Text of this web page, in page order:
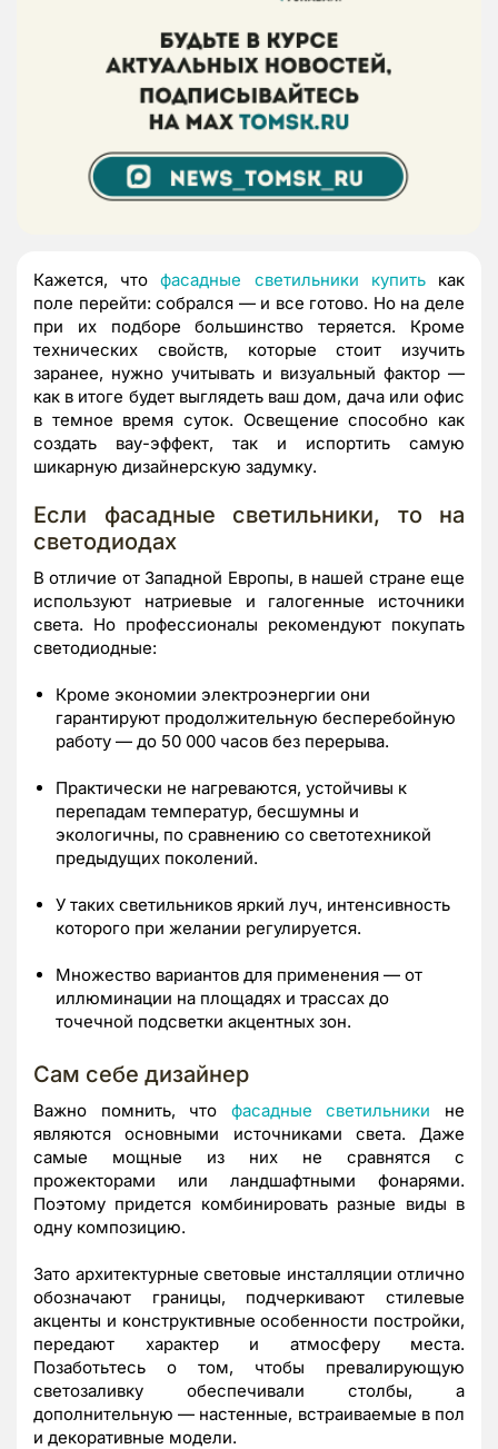
Кажется, чтофасадные светильники купитькак
поле перейти: собрался — и все готово. Но на деле
при их подборе большинство теряется. Кроме
технических свойств, которые стоит изучить
заранее, нужно учитывать и визуальный фактор —
как в итоге будет выглядеть ваш дом, дача или офис
в темное время суток. Освещение способно как
создать вау-эффект, так и испортить самую
шикарную дизайнерскую задумку.
Если фасадные светильники, то на
светодиодах
В отличие от Западной Европы, в нашей стране еще
используют натриевые и галогенные источники
света. Но профессионалы рекомендуют покупать
светодиодные:
Кроме экономии электроэнергии они
гарантируют продолжительную бесперебойную
работу — до 50 000 часов без перерыва.
Практически не нагреваются, устойчивы к
перепадам температур, бесшумны и
экологичны, по сравнению со светотехникой
предыдущих поколений.
У таких светильников яркий луч, интенсивность
которого при желании регулируется.
Множество вариантов для применения — от
иллюминации на площадях и трассах до
точечной подсветки акцентных зон.
Сам себе дизайнер
Важно помнить, что фасадные светильники не
являются основными источниками света. Даже
самые мощные из них не сравнятся с
прожекторами или ландшафтными фонарями.
Поэтому придется комбинировать разные виды в
одну композицию.
Зато архитектурные световые инсталляции отлично
обозначают границы, подчеркивают стилевые
акценты и конструктивные особенности постройки,
передают характер и атмосферу места.
Позаботьтесь о том, чтобы превалирующую
светозаливку обеспечивали столбы, а
дополнительную — настенные, встраиваемые в пол
и декоративные модели.